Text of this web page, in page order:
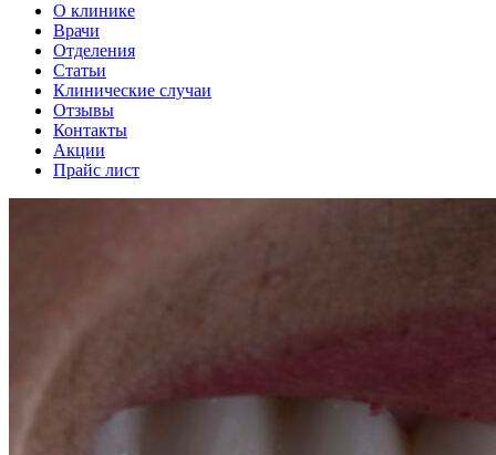
О клинике
Врачи
Отделения
Статьи
Клинические случаи
Отзывы
Контакты
Акции
Прайс лист